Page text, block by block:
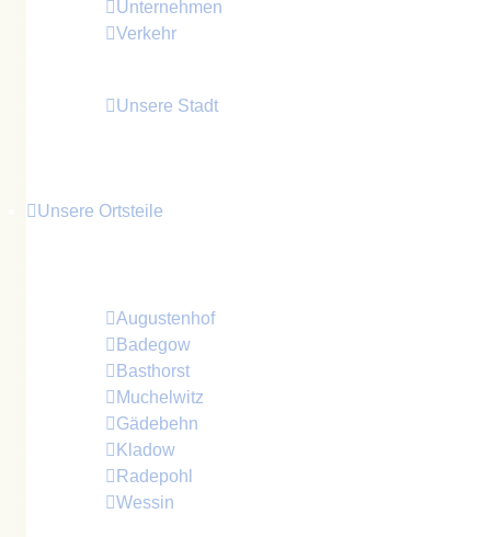
Unternehmen
Verkehr
Unsere Stadt
Unsere Ortsteile
Augustenhof
Badegow
Basthorst
Muchelwitz
Gädebehn
Kladow
Radepohl
Wessin